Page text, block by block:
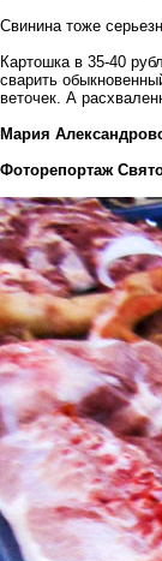
Свинина тоже
Картошка в 35-40
сварить
веточек. А
Мария
Фоторепортаж